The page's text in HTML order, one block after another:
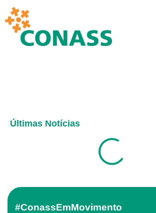
Últimas Notícias
#ConassEmMovimento